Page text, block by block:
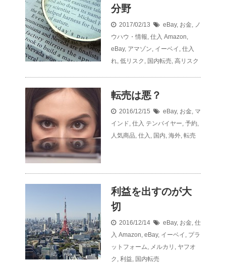
分野
2017/02/13 eBay, お金, ノ
ウハウ・情報, 仕入 Amazon,
eBay, アマゾン, イーベイ , 仕入
れ, 低リスク , 国内転売, 高リスク
転売は悪？
2016/12/15 eBay, お金, マ
インド, 仕入 テンバイヤー, 予約,
人気商品, 仕入 , 国内, 海外, 転売
利益を出すのが大
切
2016/12/14 eBay, お金, 仕
入 Amazon, eBay, イーベイ , プラ
ットフォーム, メルカリ , ヤフオ
ク , 利益, 国内転売